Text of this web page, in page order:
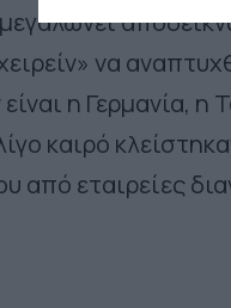
να
η Γερμανία, η
καιρό
από εταιρείες